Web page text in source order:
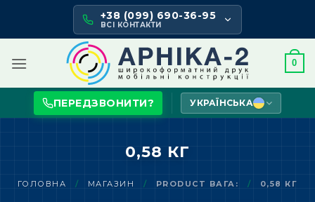
content
+38 (099) 690-36-95
ВСІ КОНТАКТИ
0
ПЕРЕДЗВОНИТИ? УКРАЇНСЬКА
0,58 КГ
ГОЛОВНА / МАГАЗИН / PRODUCT ВАГА: / 0,58 КГ